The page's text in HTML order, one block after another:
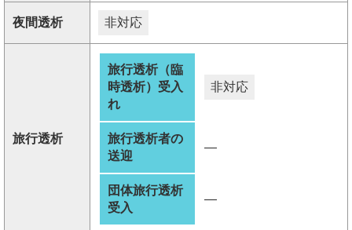
夜間透析 非対応
旅行透析
旅行透析（臨
時透析）受入
れ
非対応
旅行透析者の
送迎
―
団体旅行透析
受入
―